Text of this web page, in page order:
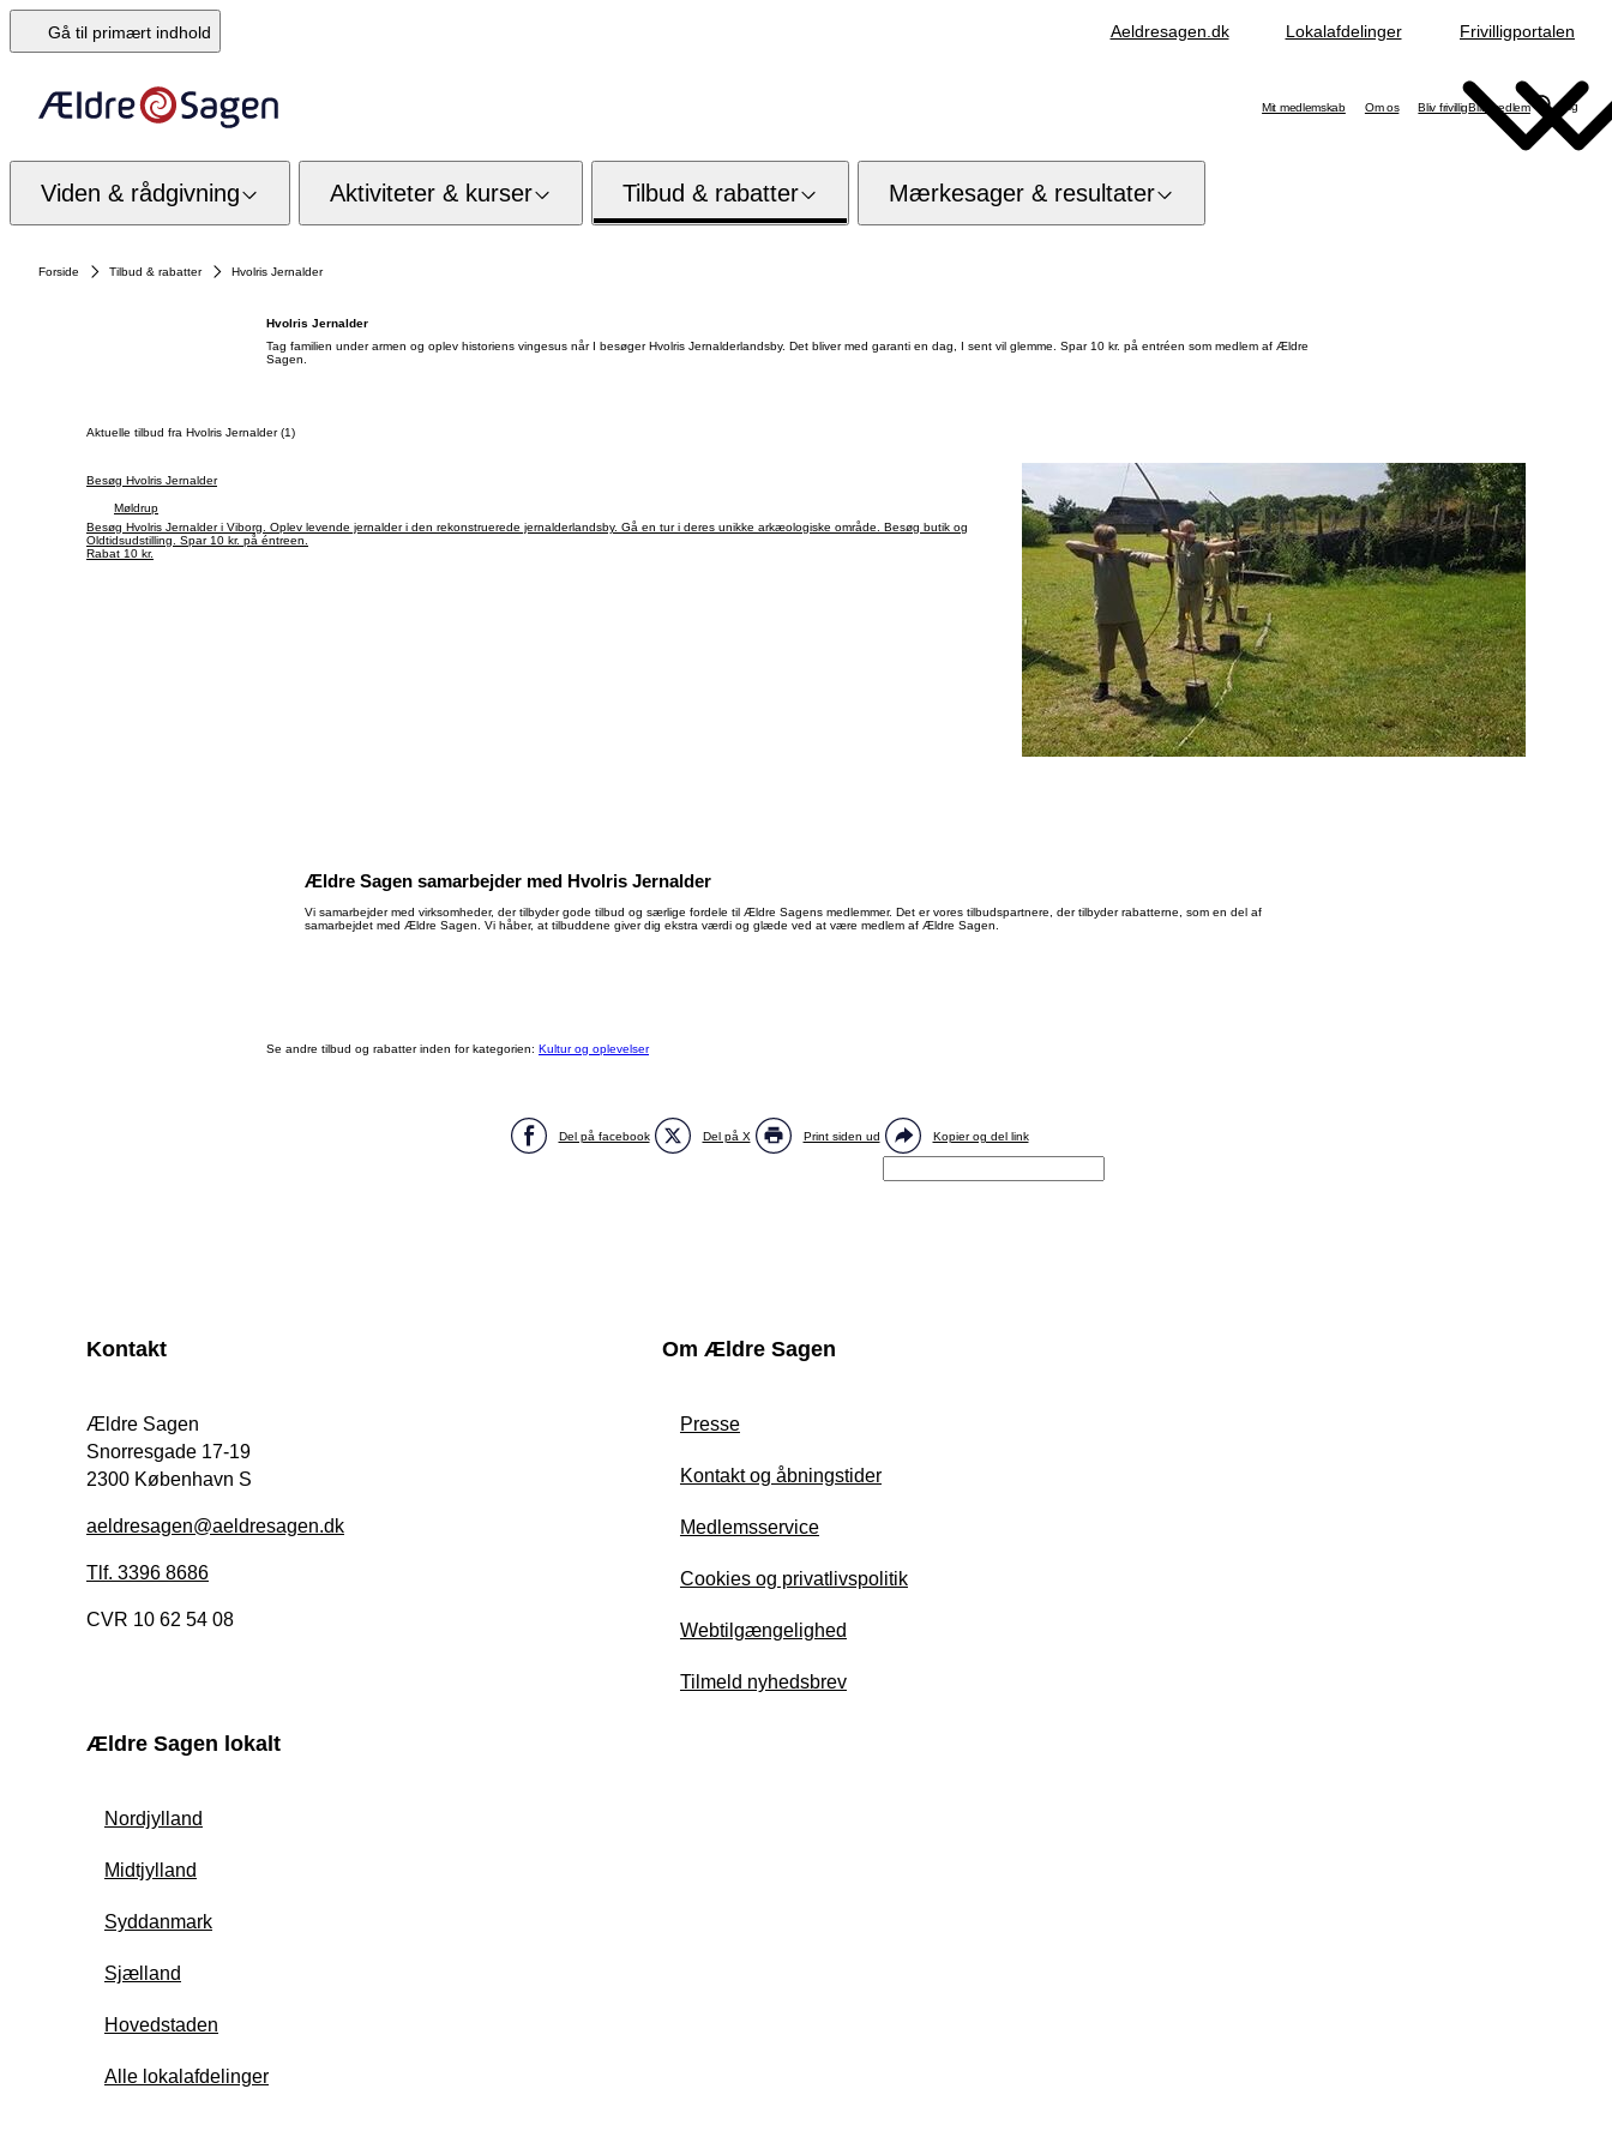
Gå til primært indhold Aeldresagen.dk Lokalafdelinger Frivilligportalen
Mit medlemskab Om os Bliv frivilligBliv medlem Søg
Viden & rådgivning Aktiviteter & kurser Tilbud & rabatter Mærkesager & resultater
Forside Tilbud & rabatter Hvolris Jernalder
Hvolris Jernalder
Tag familien under armen og oplev historiens vingesus når I besøger Hvolris Jernalderlandsby. Det bliver med garanti en dag, I sent vil glemme. Spar 10 kr. på entréen som medlem af Ældre
Sagen.
Aktuelle tilbud fra Hvolris Jernalder (1)
Besøg Hvolris Jernalder
Møldrup
Besøg Hvolris Jernalder i Viborg. Oplev levende jernalder i den rekonstruerede jernalderlandsby. Gå en tur i deres unikke arkæologiske område. Besøg butik og
Oldtidsudstilling. Spar 10 kr. på éntreen.
Rabat 10 kr.
Ældre Sagen samarbejder med Hvolris Jernalder
Vi samarbejder med virksomheder, der tilbyder gode tilbud og særlige fordele til Ældre Sagens medlemmer. Det er vores tilbudspartnere, der tilbyder rabatterne, som en del af
samarbejdet med Ældre Sagen. Vi håber, at tilbuddene giver dig ekstra værdi og glæde ved at være medlem af Ældre Sagen.
Se andre tilbud og rabatter inden for kategorien: Kultur og oplevelser
Del på facebook Del på X Print siden ud Kopier og del link
Kontakt
Ældre Sagen
Snorresgade 17-19
2300 København S
aeldresagen@aeldresagen.dk
Tlf. 3396 8686
CVR 10 62 54 08
Om Ældre Sagen
Presse
Kontakt og åbningstider
Medlemsservice
Cookies og privatlivspolitik
Webtilgængelighed
Tilmeld nyhedsbrev
Ældre Sagen lokalt
Nordjylland
Midtjylland
Syddanmark
Sjælland
Hovedstaden
Alle lokalafdelinger